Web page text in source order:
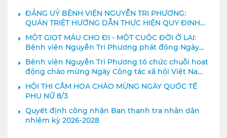
ĐẢNG UỶ BỆNH VIỆN NGUYỄN TRI PHƯƠNG:
QUÁN TRIỆT HƯỚNG DẪN THỰC HIỆN QUY ĐỊNH
207-QĐ/TW VỀ NHỮNG ĐIỀU ĐẢNG VIÊN KHÔNG
ĐƯỢC LÀM
MỘT GIỌT MÁU CHO ĐI - MỘT CUỘC ĐỜI Ở LẠI:
Bệnh viện Nguyễn Tri Phương phát động Ngày
hội "Giọt máu hồng hè năm 2026"
Bệnh viện Nguyễn Tri Phương tổ chức chuỗi hoạt
động chào mừng Ngày Công tác xã hội Việt Nam
2026
HỘI THI CẮM HOA CHÀO MỪNG NGÀY QUỐC TẾ
PHỤ NỮ 8/3
Quyết định công nhận Ban thanh tra nhân dân
nhiệm kỳ 2026-2028